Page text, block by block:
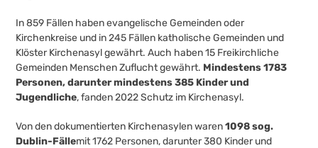
In 859 Fällen haben evangelische Gemeinden oder
Kirchenkreise und in 245 Fällen katholische Gemeinden und
Klöster Kirchenasyl gewährt. Auch haben 15 Freikirchliche
Gemeinden Menschen Zuflucht gewährt. Mindestens 1783
Personen, darunter mindestens 385 Kinder und
Jugendliche, fanden 2022 Schutz im Kirchenasyl.
Von den dokumentierten Kirchenasylen waren1098 sog.
Dublin-Fällemit 1762 Personen, darunter 380 Kinder und